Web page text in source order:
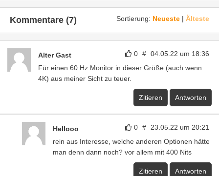
Sortierung: Neueste | Älteste
Kommentare (7)
0 # 04.05.22 um 18:36
Alter Gast
Für einen 60 Hz Monitor in dieser Größe (auch wenn
4K) aus meiner Sicht zu teuer.
Zitieren Antworten
0 # 23.05.22 um 20:21
Hellooo
rein aus Interesse, welche anderen Optionen hätte
man denn dann noch? vor allem mit 400 Nits
Zitieren Antworten